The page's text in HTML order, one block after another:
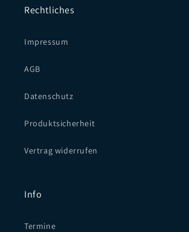
Rechtliches
Impressum
AGB
Datenschutz
Produktsicherheit
Vertrag widerrufen
Info
Termine